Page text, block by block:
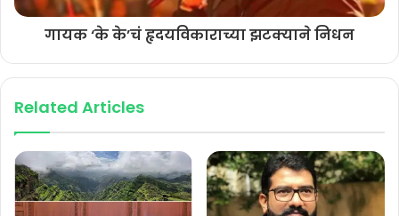
गायक ‘के के’चं हृदयविकाराच्या झटक्याने निधन
Related Articles